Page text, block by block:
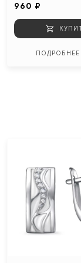
960 ₽
ПОДРОБНЕЕ